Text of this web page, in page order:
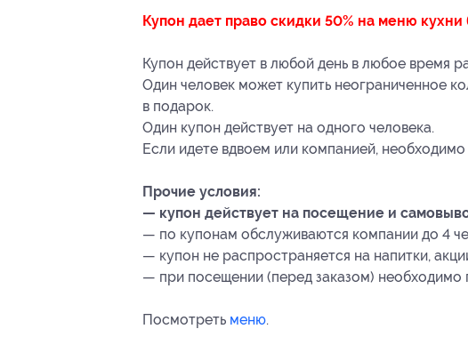
Купон дает право скидки 50% на меню
Купон действует в любой день в любое время
Один человек может купить неограниченное
в подарок.
Один купон действует на одного человека.
Если идете вдвоем или компанией,
Прочие условия:
— купон действует на посещение и
— по купонам обслуживаются компании до 4
— купон не распространяется на напитки,
— при посещении (перед заказом) необходимо
Посмотреть меню.